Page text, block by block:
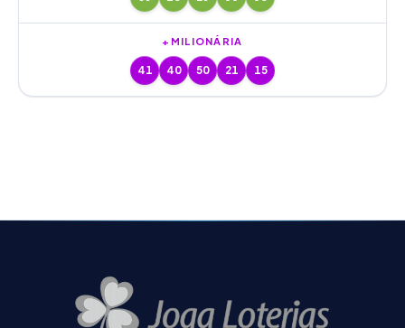
+MILIONÁRIA
41 40 50 21 15